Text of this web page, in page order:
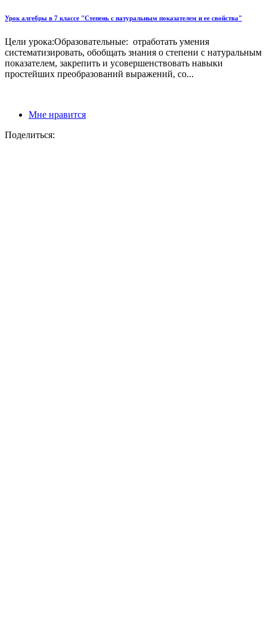
Урок алгебры в 7 классе "Степень с натуральным показателем и ее свойства"
Цели урока:Образовательные: отработать умения
систематизировать, обобщать знания о степени с натуральным
показателем, закрепить и усовершенствовать навыки
простейших преобразований выражений, со...
Мне нравится
Поделиться: